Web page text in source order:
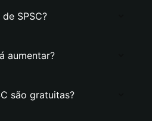
SPSC?
aumentar?
são gratuitas?